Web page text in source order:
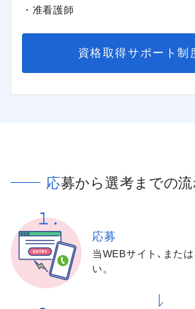
・准看護師
資格取得サポート制
応募から選考までの
応募
当WEBサイト､また
い。